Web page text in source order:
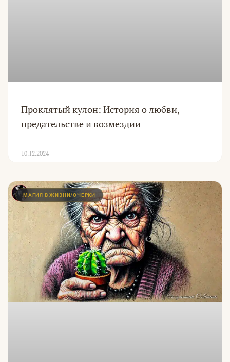
Проклятый кулон: История о любви,
предательстве и возмездии
10.12.2024
МАГИЯ В ЖИЗНИ/ОЧЕРКИ